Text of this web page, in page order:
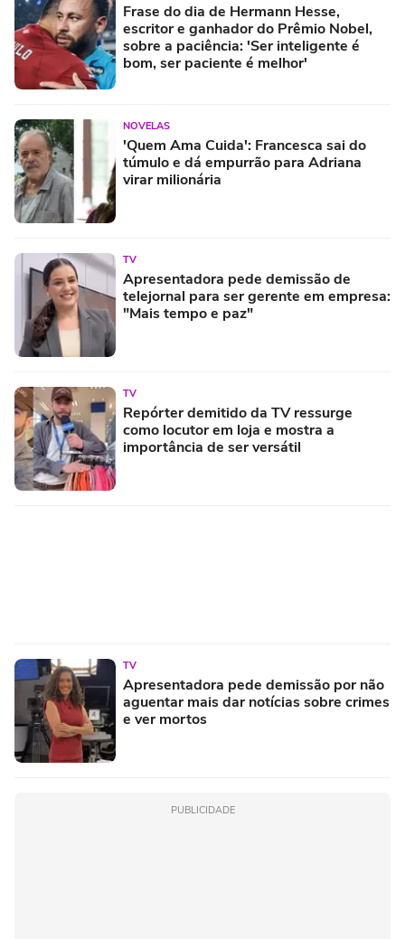
Frase do dia de Hermann Hesse,
escritor e ganhador do Prêmio Nobel,
sobre a paciência: 'Ser inteligente é
bom, ser paciente é melhor'
NOVELAS
'Quem Ama Cuida': Francesca sai do
túmulo e dá empurrão para Adriana
virar milionária
TV
Apresentadora pede demissão de
telejornal para ser gerente em empresa:
"Mais tempo e paz"
TV
Repórter demitido da TV ressurge
como locutor em loja e mostra a
importância de ser versátil
TV
Apresentadora pede demissão por não
aguentar mais dar notícias sobre crimes
e ver mortos
PUBLICIDADE